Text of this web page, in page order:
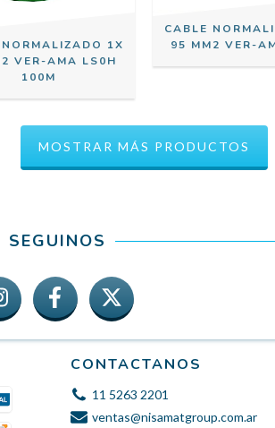
1X
VER-AMA LS0H
100M
CABLE
95 MM2 VER-
MOSTRAR MÁS PRODUCTOS
SEGUINOS
CONTACTANOS
11 5263 2201
ventas@nisamatgroup.com.ar